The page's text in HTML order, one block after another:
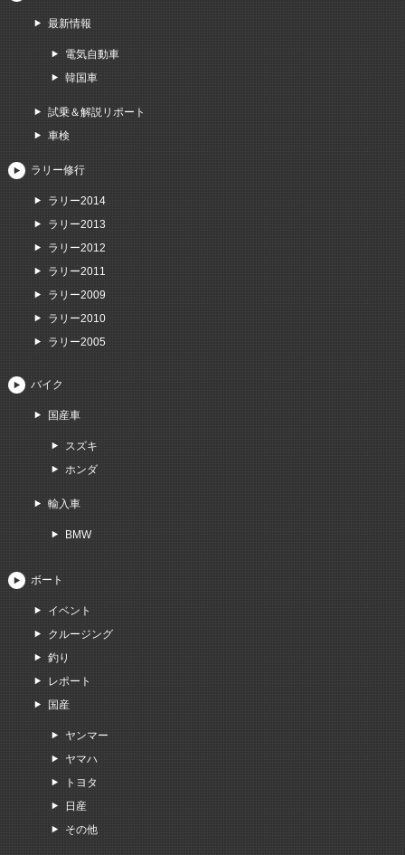
最新情報
電気自動車
韓国車
試乗＆解説リポート
車検
ラリー修行
ラリー2014
ラリー2013
ラリー2012
ラリー2011
ラリー2009
ラリー2010
ラリー2005
バイク
国産車
スズキ
ホンダ
輸入車
BMW
ボート
イベント
クルージング
釣り
レポート
国産
ヤンマー
ヤマハ
トヨタ
日産
その他